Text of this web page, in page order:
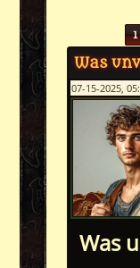
1
Was
07-15-2025,
Was